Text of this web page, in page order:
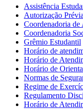
Assistência
Autorização
Coordenadoria
Coordenadoria
Grêmio Estudantil
Horário de
Horário de
Horário de
Normas de
Regime de
Regulamento
Horário de